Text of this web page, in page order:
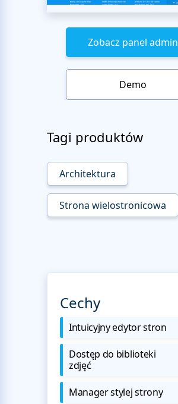
Zobacz panel admin
Demo
Tagi produktów
Architektura
Strona wielostronicowa
Cechy
Intuicyjny edytor stron
Dostęp do biblioteki
zdjęć
Manager stylej strony